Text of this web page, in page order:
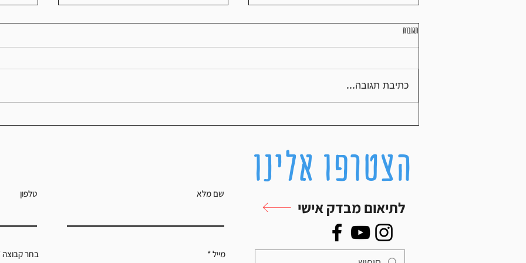
תזונה נכונה במרתון
איך למצוא את ה-Zone הנכון בריצה שלך?
תגובות
כתיבת תגובה...
לתיאום מבדק אישי
טלפון
בחר קבוצה
שם מלא
מייל
הצטרפו אלינו